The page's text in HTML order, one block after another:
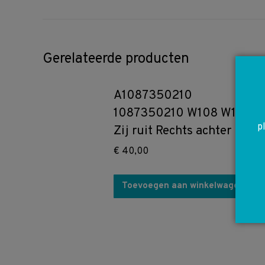
Gerelateerde producten
A1087350210
1087350210 W108 W109
Zij ruit Rechts achter
€ 40,00
Toevoegen aan winkelwagen